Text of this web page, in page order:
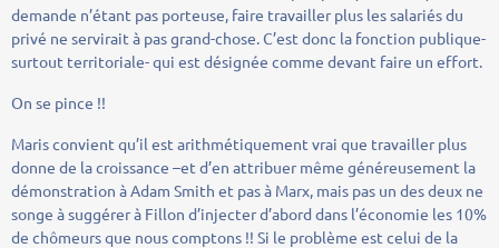
demande n’étant pas porteuse, faire travailler plus les salariés du
privé ne servirait à pas grand-chose. C’est donc la fonction publique-
surtout territoriale- qui est désignée comme devant faire un effort.
On se pince !!
Maris convient qu’il est arithmétiquement vrai que travailler plus
donne de la croissance –et d’en attribuer même généreusement la
démonstration à Adam Smith et pas à Marx, mais pas un des deux ne
songe à suggérer à Fillon d’injecter d’abord dans l’économie les 10%
de chômeurs que nous comptons !! Si le problème est celui de la